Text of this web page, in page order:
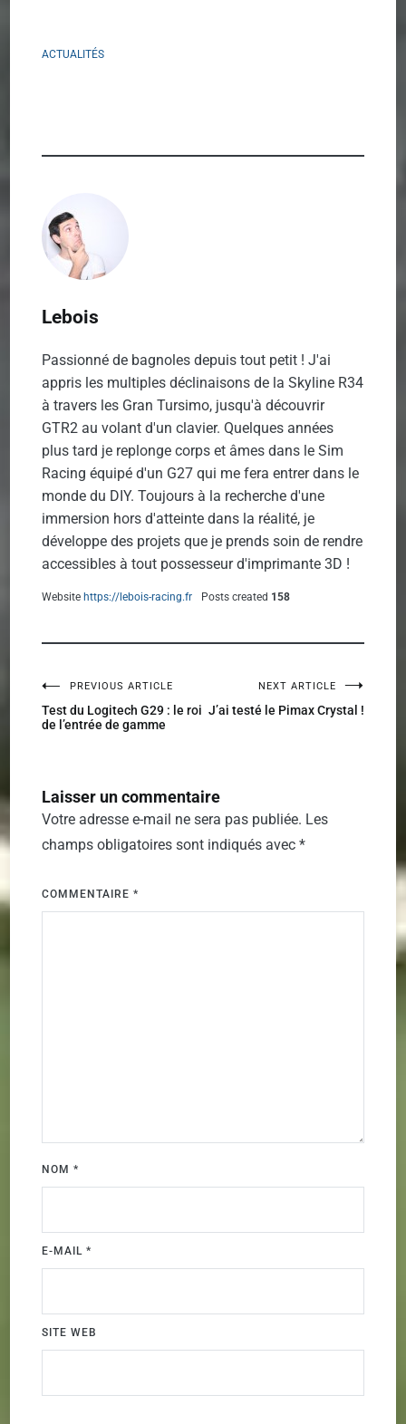
ACTUALITÉS
Lebois
Passionné de bagnoles depuis tout petit ! J'ai
appris les multiples déclinaisons de la Skyline R34
à travers les Gran Tursimo, jusqu'à découvrir
GTR2 au volant d'un clavier. Quelques années
plus tard je replonge corps et âmes dans le Sim
Racing équipé d'un G27 qui me fera entrer dans le
monde du DIY. Toujours à la recherche d'une
immersion hors d'atteinte dans la réalité, je
développe des projets que je prends soin de rendre
accessibles à tout possesseur d'imprimante 3D !
Website https://lebois-racing.fr Posts created 158
Navigation
l’article
PREVIOUS ARTICLE
Test du Logitech G29 : le roi
de l’entrée de gamme
NEXT ARTICLE
J’ai testé le Pimax Crystal !
Laisser un commentaire
Votre adresse e-mail ne sera pas publiée. Les
champs obligatoires sont indiqués avec*
COMMENTAIRE*
NOM*
E-MAIL*
SITE WEB